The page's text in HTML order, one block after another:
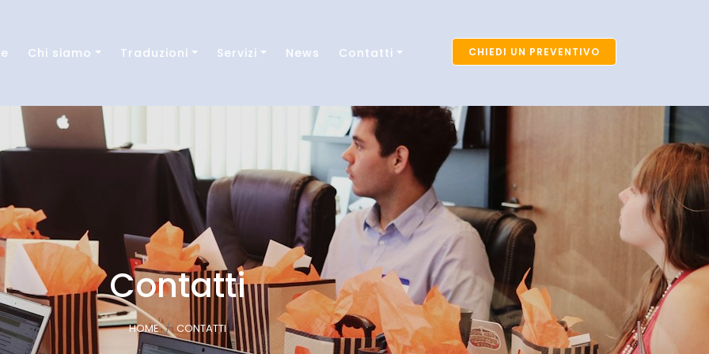
Chi siamo Traduzioni Servizi News Contatti CHIEDI UN PREVENTIVO
Contatti
HOME CONTATTI